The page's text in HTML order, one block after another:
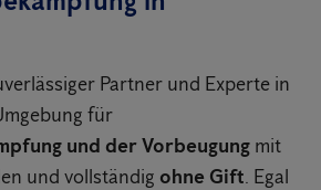
Partner und Experte in
für
und der Vorbeugung mit
und vollständig ohne Gift. Egal